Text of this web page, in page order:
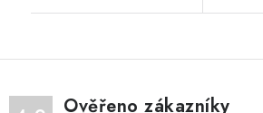
Ověřeno zákazníky